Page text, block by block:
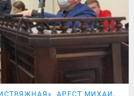
АРЕСТ МИХАИЛА